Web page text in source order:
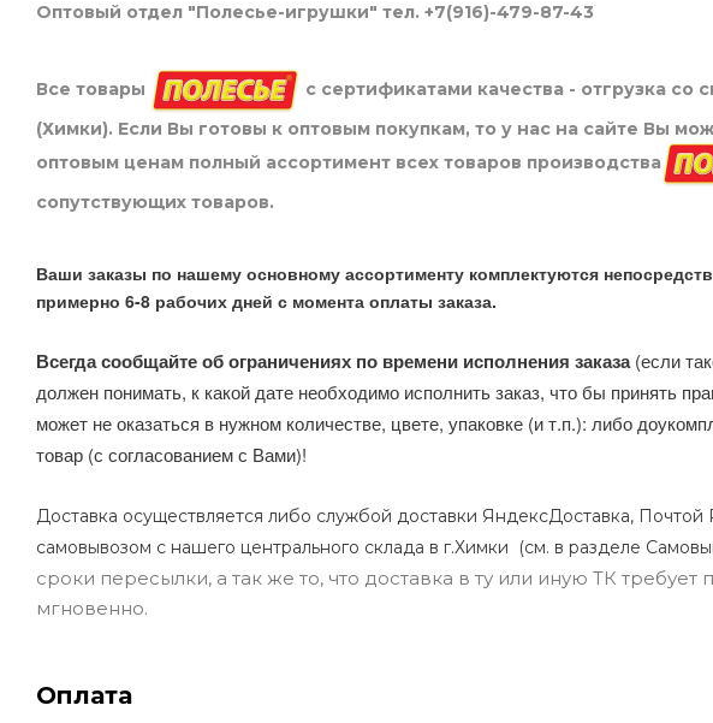
Оптовый отдел "Полесье-игрушки" тел. +7(916)-479-87-43
Все товары
с сертификатами качества - отгрузка
(Химки). Если Вы готовы к оптовым покупкам, то у нас на сайте Вы
оптовым ценам полный ассортимент всех товаров производства
сопутствующих товаров.
Ваши заказы по нашему основному ассортименту комплектуются
примерно 6-8 рабочих дней с момента оплаты заказа.
Всегда сообщайте об ограничениях по времени исполнения заказа(если
должен понимать, к какой дате необходимо исполнить заказ, что бы принять
может не оказаться в нужном количестве, цвете, упаковке (и т.п.): либо
товар (с согласованием с Вами)!
Доставка осуществляется либо службой доставки ЯндексДоставка,
самовывозом с нашего центрального склада в г.Химки (см. в разделе
сроки пересылки, а так же то, что доставка в ту или иную ТК
мгновенно.
Оплата